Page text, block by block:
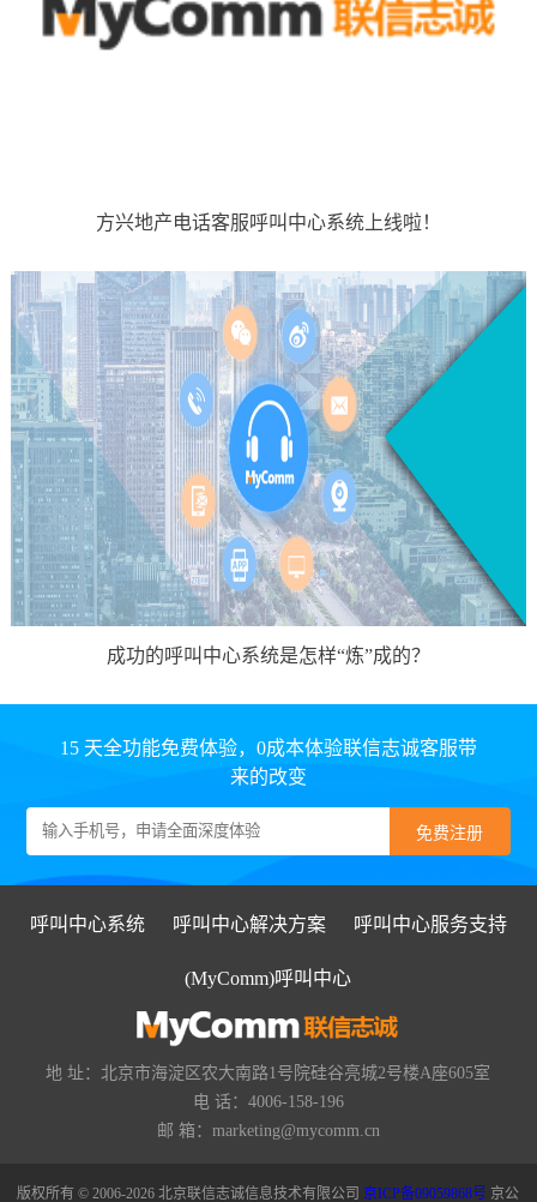
方兴地产电话客服呼叫中心系统上线啦！
成功的呼叫中心系统是怎样“炼”成的？
15 天全功能免费体验，0成本体验联信志诚客服带
来的改变
呼叫中心系统 呼叫中心解决方案 呼叫中心服务支持
(MyComm)呼叫中心
地 址：北京市海淀区农大南路1号院硅谷亮城2号楼A座605室
电 话：4006-158-196
邮 箱：marketing@mycomm.cn
版权所有 © 2006-2026 北京联信志诚信息技术有限公司京ICP备09059868号 京公